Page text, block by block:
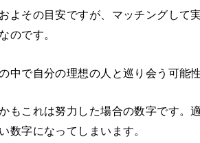
よその目安ですが、マッチングして
のです。
中で自分の理想の人と巡り会う可能
もこれは努力した場合の数字です。
数字になってしまいます。